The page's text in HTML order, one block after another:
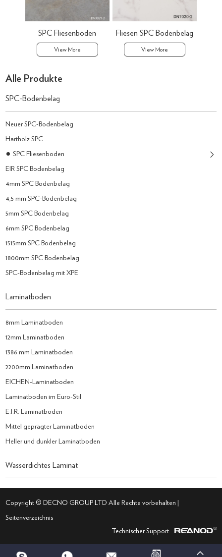
SPC Fliesenboden
View More
Fliesen SPC Bodenbelag
View More
Alle Produkte
SPC-Bodenbelag
Neuer SPC-Bodenbelag
Hartholz SPC
SPC Fliesenboden
EIR SPC Bodenbelag
4mm SPC Bodenbelag
4,5 mm SPC-Bodenbelag
5mm SPC Bodenbelag
6mm SPC Bodenbelag
1515mm SPC Bodenbelag
1800mm SPC Bodenbelag
SPC-Bodenbelag mit XPE
Laminatboden
8mm Laminatboden
12mm Laminatboden
1386 mm Laminatboden
2200mm Laminatboden
EICHEN-Laminatboden
Laminatboden im Euro-Stil
E.I.R. Laminatboden
Mittel geprägter Laminatboden
Heller und dunkler Laminatboden
Wasserdichtes Laminat
Copyright © DECNO GROUP LTD Alle Rechte vorbehalten |
Seitenverzeichnis
Technischer Support: